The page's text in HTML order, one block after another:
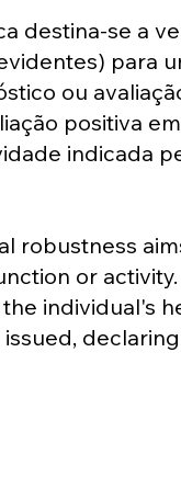
destina-se a
para
ou
positiva
indicada
robustness
or
individual's